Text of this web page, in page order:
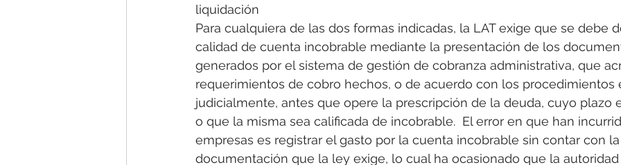
liquidación
Para cualquiera de las dos formas indicadas, la LAT exige que se debe
calidad de cuenta incobrable mediante la presentación de los
generados por el sistema de gestión de cobranza administrativa, que
requerimientos de cobro hechos, o de acuerdo con los
judicialmente, antes que opere la prescripción de la deuda, cuyo plazo
o que la misma sea calificada de incobrable.  El error en que han
empresas es registrar el gasto por la cuenta incobrable sin contar con
documentación que la ley exige, lo cual ha ocasionado que la